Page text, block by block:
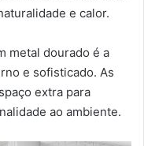
e calor.
metal dourado é a
e sofisticado. As
extra para
ao ambiente.